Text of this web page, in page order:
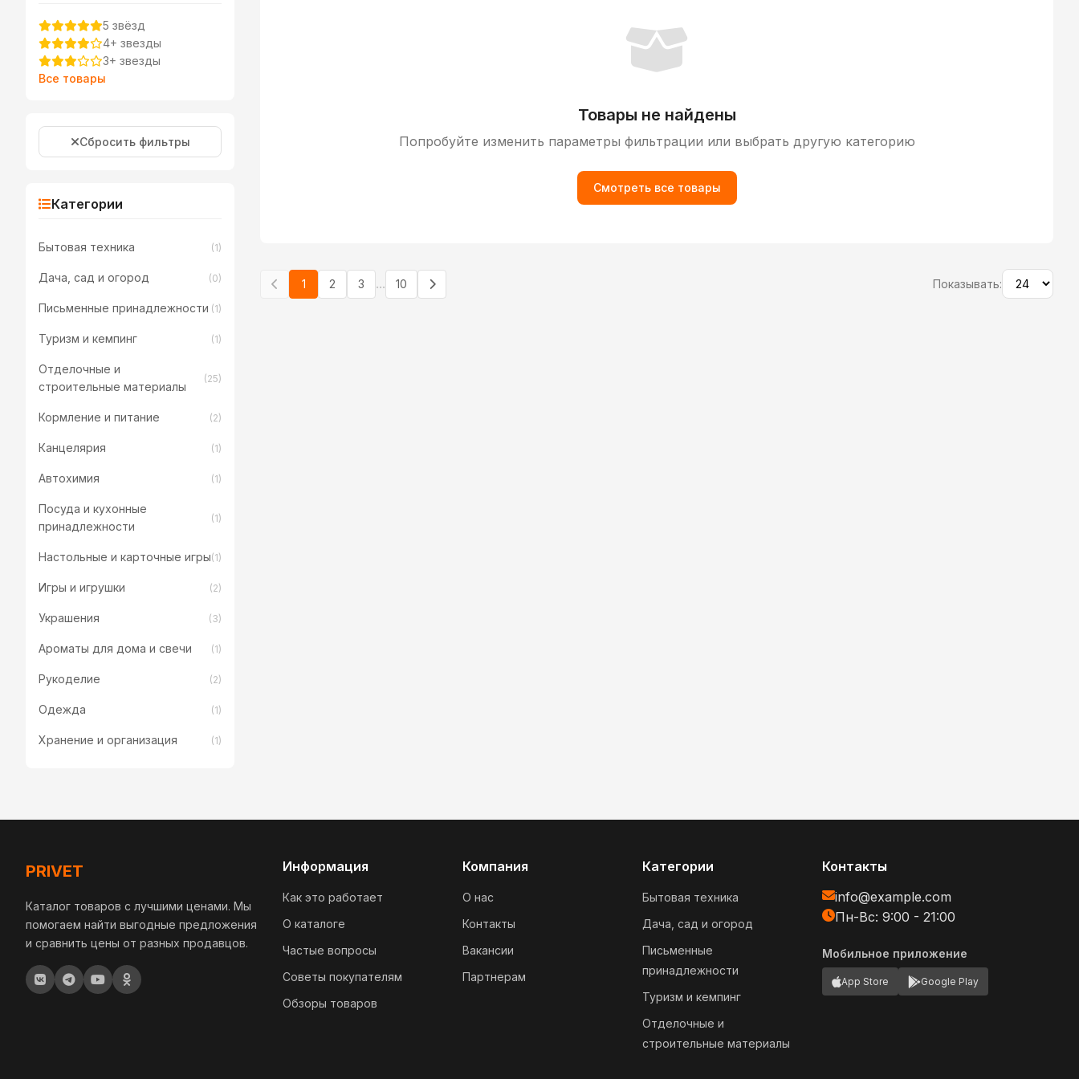
5 звёзд
4+ звезды
3+ звезды
Все товары
Сбросить фильтры
Категории
Бытовая техника (1)
Дача, сад и огород (0)
Письменные принадлежности (1)
Туризм и кемпинг (1)
Отделочные и
строительные материалы
(25)
Кормление и питание (2)
Канцелярия (1)
Автохимия (1)
Посуда и кухонные
принадлежности
(1)
Настольные и карточные игры(1)
Игры и игрушки (2)
Украшения (3)
Ароматы для дома и свечи (1)
Рукоделие (2)
Одежда (1)
Хранение и организация (1)
Товары не найдены
Попробуйте изменить параметры фильтрации или выбрать другую категорию
Смотреть все товары
1 2 3 ... 10 Показывать:
PRIVET
Каталог товаров с лучшими ценами. Мы
помогаем найти выгодные предложения
и сравнить цены от разных продавцов.
Информация
Как это работает
О каталоге
Частые вопросы
Советы покупателям
Обзоры товаров
Компания
О нас
Контакты
Вакансии
Партнерам
Категории
Бытовая техника
Дача, сад и огород
Письменные
принадлежности
Туризм и кемпинг
Отделочные и
строительные материалы
Контакты
info@example.com
Пн-Вс: 9:00 - 21:00
Мобильное приложение
App Store Google Play